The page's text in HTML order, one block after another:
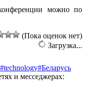
можно по
(Пока оценок нет)
Загрузка...
#technology#Беларусь
и месседжерах: